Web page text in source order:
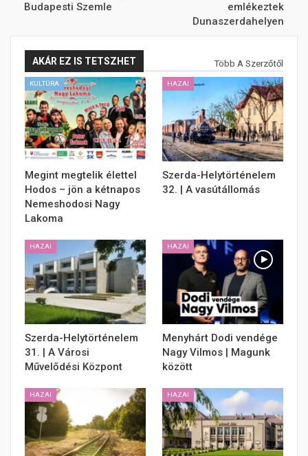
Budapesti Szemle
emlékeztek
Dunaszerdahelyen
AKÁR EZ IS TETSZHET Több A Szerzőtől
KULTÚRA
Megint megtelik élettel
Hodos – jön a kétnapos
Nemeshodosi Nagy
Lakoma
HAZAI
Szerda-Helytörténelem
32. | A vasútállomás
HAZAI
Szerda-Helytörténelem
31. | A Városi
Művelődési Központ
HAZAI
Menyhárt Dodi vendége
Nagy Vilmos | Magunk
között
HAZAI HAZAI